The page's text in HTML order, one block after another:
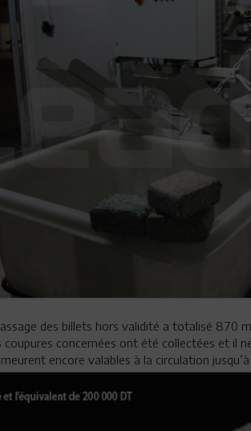
des billets hors validité a totalisé 870
coupures concernées ont été collectées et il
encore valables à la circulation